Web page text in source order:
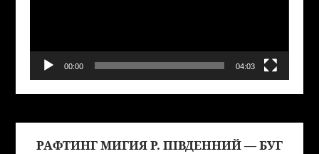
00:00 04:03
РАФТИНГ МИГИЯ Р. ПІВДЕННИЙ — БУГ